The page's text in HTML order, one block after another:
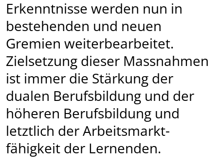
Erkenntnisse werden nun in
bestehenden und neuen
Gremien weiterbearbeitet.
Zielsetzung dieser Massnahmen
ist immer die Stärkung der
dualen Berufsbildung und der
höheren Berufsbildung und
letztlich der Arbeits­markt­
fähigkeit der Lernenden.